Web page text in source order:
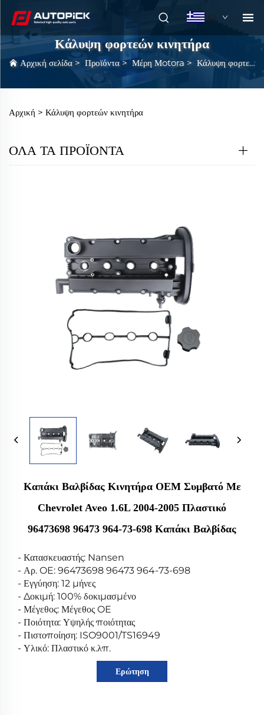
EL
Κάλυψη φορτεών κινητήρα
Αρχική σελίδα > Προϊόντα>Μέρη Μotora> Κάλυψη φορτεών κινητήρα
Αρχική > Κάλυψη φορτεών κινητήρα
ΟΛΑ ΤΑ ΠΡΟΪΟΝΤΑ
Καπάκι Βαλβίδας Κινητήρα OEM Συμβατό Με
Chevrolet Aveo 1.6L 2004-2005 Πλαστικό
96473698 96473 964-73-698 Καπάκι Βαλβίδας
- Κατασκευαστής: Nansen
- Αρ. OE: 96473698 96473 964-73-698
- Εγγύηση: 12 μήνες
- Δοκιμή: 100% δοκιμασμένο
- Μέγεθος: Μέγεθος OE
- Ποιότητα: Υψηλής ποιότητας
- Πιστοποίηση: ISO9001/TS16949
- Υλικό: Πλαστικό κ.λπ.
Ερώτηση